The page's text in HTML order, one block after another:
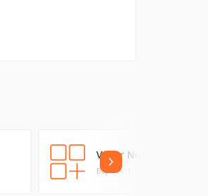
Vader Noooooo
Версия: 1.1.0.0